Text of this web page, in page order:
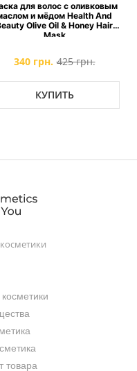
для волос с оливковым
и мёдом Health And
Olive Oil & Honey Hair
Mask
340 грн. 425 грн.
КУПИТЬ
товара